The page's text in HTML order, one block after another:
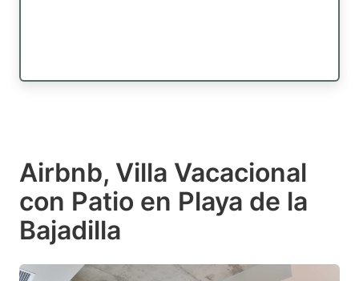
Airbnb, Villa Vacacional
con Patio en Playa de la
Bajadilla